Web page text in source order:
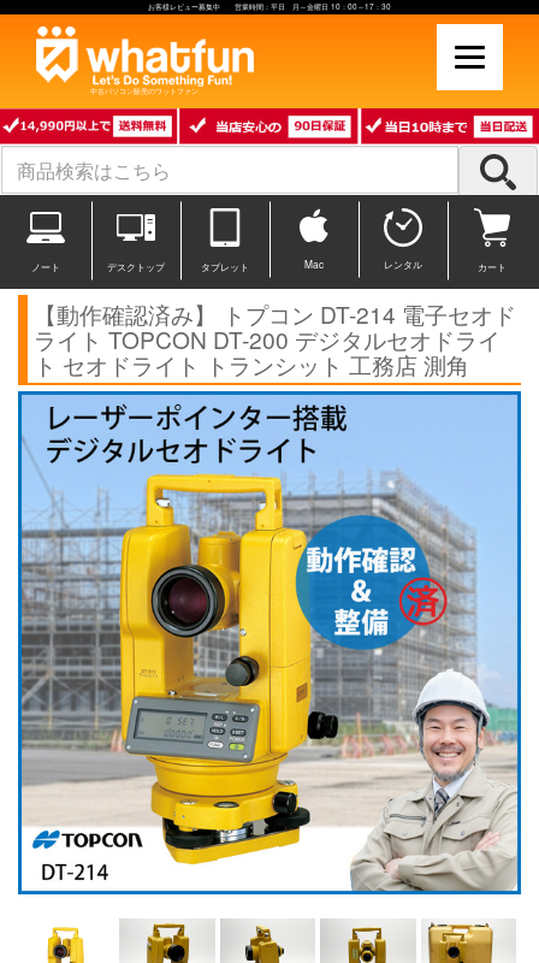
お客様レビュー募集中 営業時間：平日 月～金曜日 10：00～17：30
中古パソコン販売のワットファン
ノート デスクトップ タブレット Mac レンタル カート
【動作確認済み】 トプコン DT-214 電子セオド
ライト TOPCON DT-200 デジタルセオドライ
ト セオドライト トランシット 工務店 測角